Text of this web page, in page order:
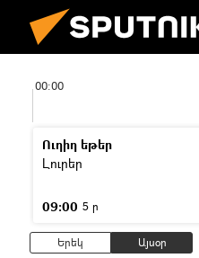
00:00
Ուղիղ եթեր
Լուրեր
09:00 5 ր
Երեկ Այսօր